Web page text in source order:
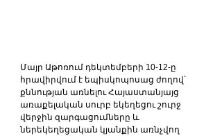
Մայր Աթոռում դեկտեմբերի 10-12-ը
հրավիրվում է եպիսկոպոսաց ժողով՝
քննության առնելու Հայաստանյայց
առաքելական սուրբ եկեղեցու շուրջ
վերջին զարգացումները և
ներեկեղեցական կյանքին առնչվող